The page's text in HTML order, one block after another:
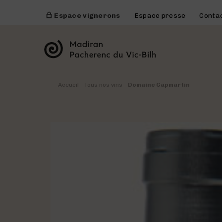
Espace vignerons Espace presse
Accueil Tous nos vins Domaine Capmartin